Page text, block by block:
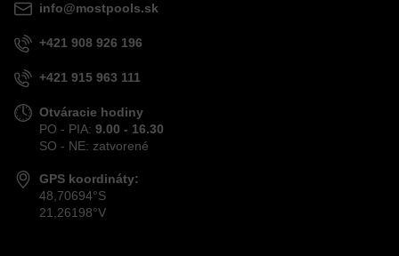
info@mostpools.sk
+421 908 926 196
+421 915 963 111
Otváracie hodiny
PO - PIA: 9.00 - 16.30
SO - NE: zatvorené
GPS koordináty:
48,70694°S
21,26198°V